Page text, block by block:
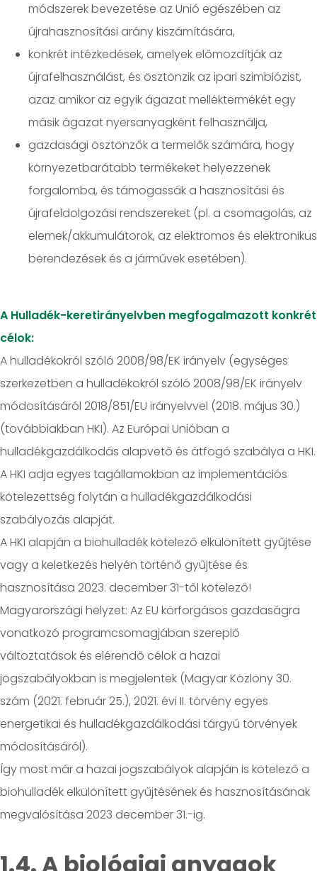
módszerek bevezetése az Unió egészében az
újrahasznosítási arány kiszámítására,
konkrét intézkedések, amelyek előmozdítják az
újrafelhasználást, és ösztönzik az ipari szimbiózist,
azaz amikor az egyik ágazat melléktermékét egy
másik ágazat nyersanyagként felhasználja,
gazdasági ösztönzők a termelők számára, hogy
környezetbarátabb termékeket helyezzenek
forgalomba, és támogassák a hasznosítási és
újrafeldolgozási rendszereket (pl. a csomagolás, az
elemek/akkumulátorok, az elektromos és elektronikus
berendezések és a járművek esetében).
A Hulladék-keretirányelvben megfogalmazott konkrét
célok:
A hulladékokról szóló 2008/98/EK irányelv (egységes
szerkezetben a hulladékokról szóló 2008/98/EK irányelv
módosításáról 2018/851/EU irányelvvel (2018. május 30.)
(továbbiakban HKI). Az Európai Unióban a
hulladékgazdálkodás alapvető és átfogó szabálya a HKI.
A HKI adja egyes tagállamokban az implementációs
kötelezettség folytán a hulladékgazdálkodási
szabályozás alapját.
A HKI alapján a biohulladék kötelező elkülönített gyűjtése
vagy a keletkezés helyén történő gyűjtése és
hasznosítása 2023. december 31-től kötelező!
Magyarországi helyzet: Az EU körforgásos gazdaságra
vonatkozó programcsomagjában szereplő
változtatások és elérendő célok a hazai
jogszabályokban is megjelentek (Magyar Közlöny 30.
szám (2021. február 25.), 2021. évi II. törvény egyes
energetikai és hulladékgazdálkodási tárgyú törvények
módosításáról).
Így most már a hazai jogszabályok alapján is kötelező a
biohulladék elkülönített gyűjtésének és hasznosításának
megvalósítása 2023 december 31.-ig.
1.4. A biológiai anyagok